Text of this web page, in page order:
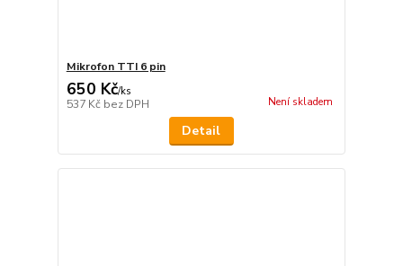
Mikrofon TTI 6 pin
650 Kč/ks
537 Kč bez DPH Není skladem
Detail